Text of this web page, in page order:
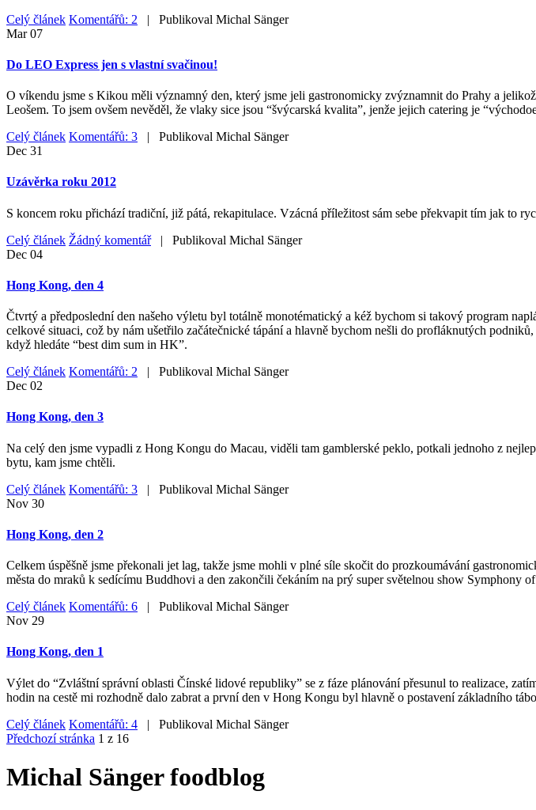
Celý článek Komentářů: 2 | Publikoval Michal Sänger
Mar07
Do LEO Express jen s vlastní svačinou!
O víkendu jsme s Kikou měli významný den, který jsme jeli gastronomicky zvýznamnit do Prahy a
Leošem. To jsem ovšem nevěděl, že vlaky sice jsou “švýcarská kvalita”, jenže jejich catering je
Celý článek Komentářů: 3 | Publikoval Michal Sänger
Dec 31
Uzávěrka roku 2012
S koncem roku přichází tradiční, již pátá, rekapitulace. Vzácná příležitost sám sebe překvapit tím jak to
Celý článek Žádný komentář| Publikoval Michal Sänger
Dec 04
Hong Kong, den 4
Čtvrtý a předposlední den našeho výletu byl totálně monotématický a kéž bychom si takový program
celkové situaci, což by nám ušetřilo začátečnické tápání a hlavně bychom nešli do profláknutých
když hledáte “best dim sum in HK”.
Celý článek Komentářů: 2 | Publikoval Michal Sänger
Dec 02
Hong Kong, den 3
Na celý den jsme vypadli z Hong Kongu do Macau, viděli tam gamblerské peklo, potkali jednoho z
bytu, kam jsme chtěli.
Celý článek Komentářů: 3 | Publikoval Michal Sänger
Nov 30
Hong Kong, den 2
Celkem úspěšně jsme překonali jet lag, takže jsme mohli v plné síle skočit do prozkoumávání
města do mraků k sedícímu Buddhovi a den zakončili čekáním na prý super světelnou show Symphony
Celý článek Komentářů: 6 | Publikoval Michal Sänger
Nov 29
Hong Kong, den 1
Výlet do “Zvláštní správní oblasti Čínské lidové republiky” se z fáze plánování přesunul to realizace,
hodin na cestě mi rozhodně dalo zabrat a první den v Hong Kongu byl hlavně o postavení základního
Celý článek Komentářů: 4 | Publikoval Michal Sänger
Předchozí stránka 1 z 16
Michal Sänger foodblog